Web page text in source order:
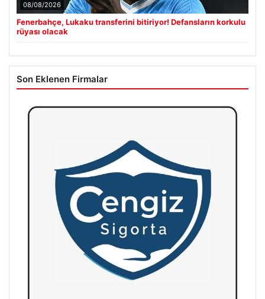
08/08/2026
Fenerbahçe, Lukaku transferini bitiriyor! Defansların korkulu
rüyası olacak
Son Eklenen Firmalar